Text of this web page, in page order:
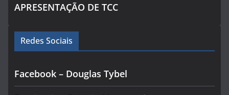
APRESENTAÇÃO DE TCC
Redes Sociais
Facebook – Douglas Tybel